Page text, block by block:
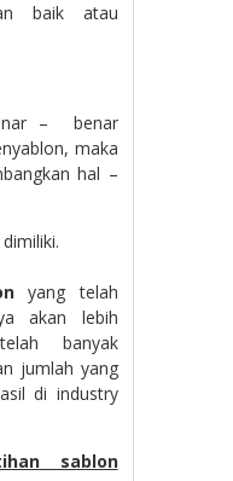
baik atau
– benar
maka
hal –
yang telah
akan lebih
banyak
jumlah yang
di industry
sablon